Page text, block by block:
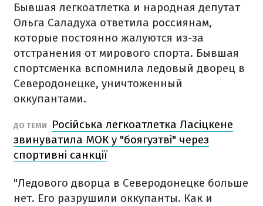
Бывшая легкоатлетка и народная депутат
Ольга Саладуха ответила россиянам,
которые постоянно жалуются из-за
отстранения от мирового спорта. Бывшая
спортсменка вспомнила ледовый дворец в
Северодонецке, уничтоженный
оккупантами.
ДО ТЕМИ
Російська легкоатлетка Ласіцкене
звинуватила МОК у "боягузтві" через
спортивні санкції
"Ледового дворца в Северодонецке больше
нет. Его разрушили оккупанты. Как и